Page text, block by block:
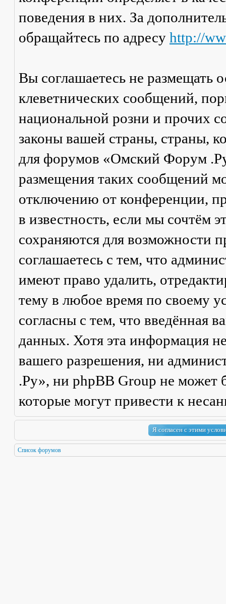
поведения в них. За
обращайтесь по адресу http://
Вы соглашаетесь не размещать
клеветнических сообщений,
национальной розни и прочих
законы вашей страны, страны,
для форумов «Омский Форум
размещения таких сообщений
отключению от конференции,
в известность, если мы сочтём
сохраняются для возможности
соглашаетесь с тем, что
имеют право удалить,
тему в любое время по своему
согласны с тем, что введённая
данных. Хотя эта информация
вашего разрешения, ни
.Ру», ни phpBB Group не может
которые могут привести к
Список форумов